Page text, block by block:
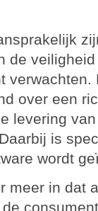
de
verwachten.
over een
levering
is
wordt
meer in dat